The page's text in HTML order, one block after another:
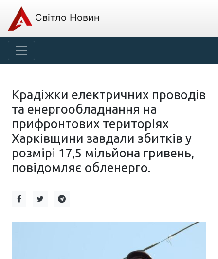
Світло Новин
Крадіжки електричних проводів
та енергообладнання на
прифронтових територіях
Харківщини завдали збитків у
розмірі 17,5 мільйона гривень,
повідомляє обленерго.